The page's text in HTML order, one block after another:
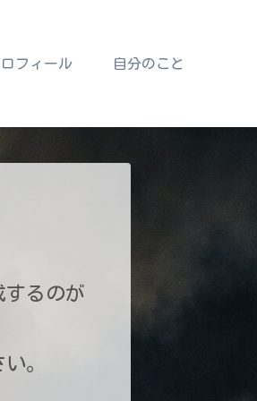
フィール 自分のこと
するのが
。